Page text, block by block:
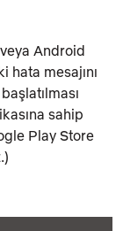
Android
hata mesajını
sahip
Play Store